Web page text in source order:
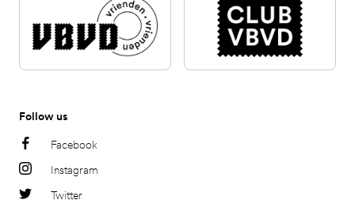
Follow us
Facebook
Instagram
Twitter